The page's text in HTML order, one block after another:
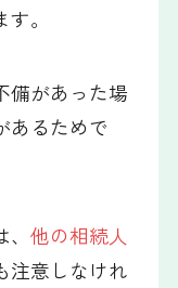
。
備があった場
あるためで
、他の相続人
注意しなけれ